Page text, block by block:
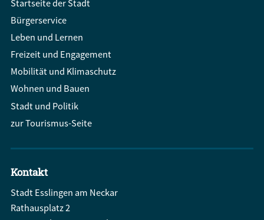
Startseite der Stadt
Bürgerservice
Leben und Lernen
Freizeit und Engagement
Mobilität und Klimaschutz
Wohnen und Bauen
Stadt und Politik
zur Tourismus-Seite
Kontakt
Stadt Esslingen am Neckar
Rathausplatz 2